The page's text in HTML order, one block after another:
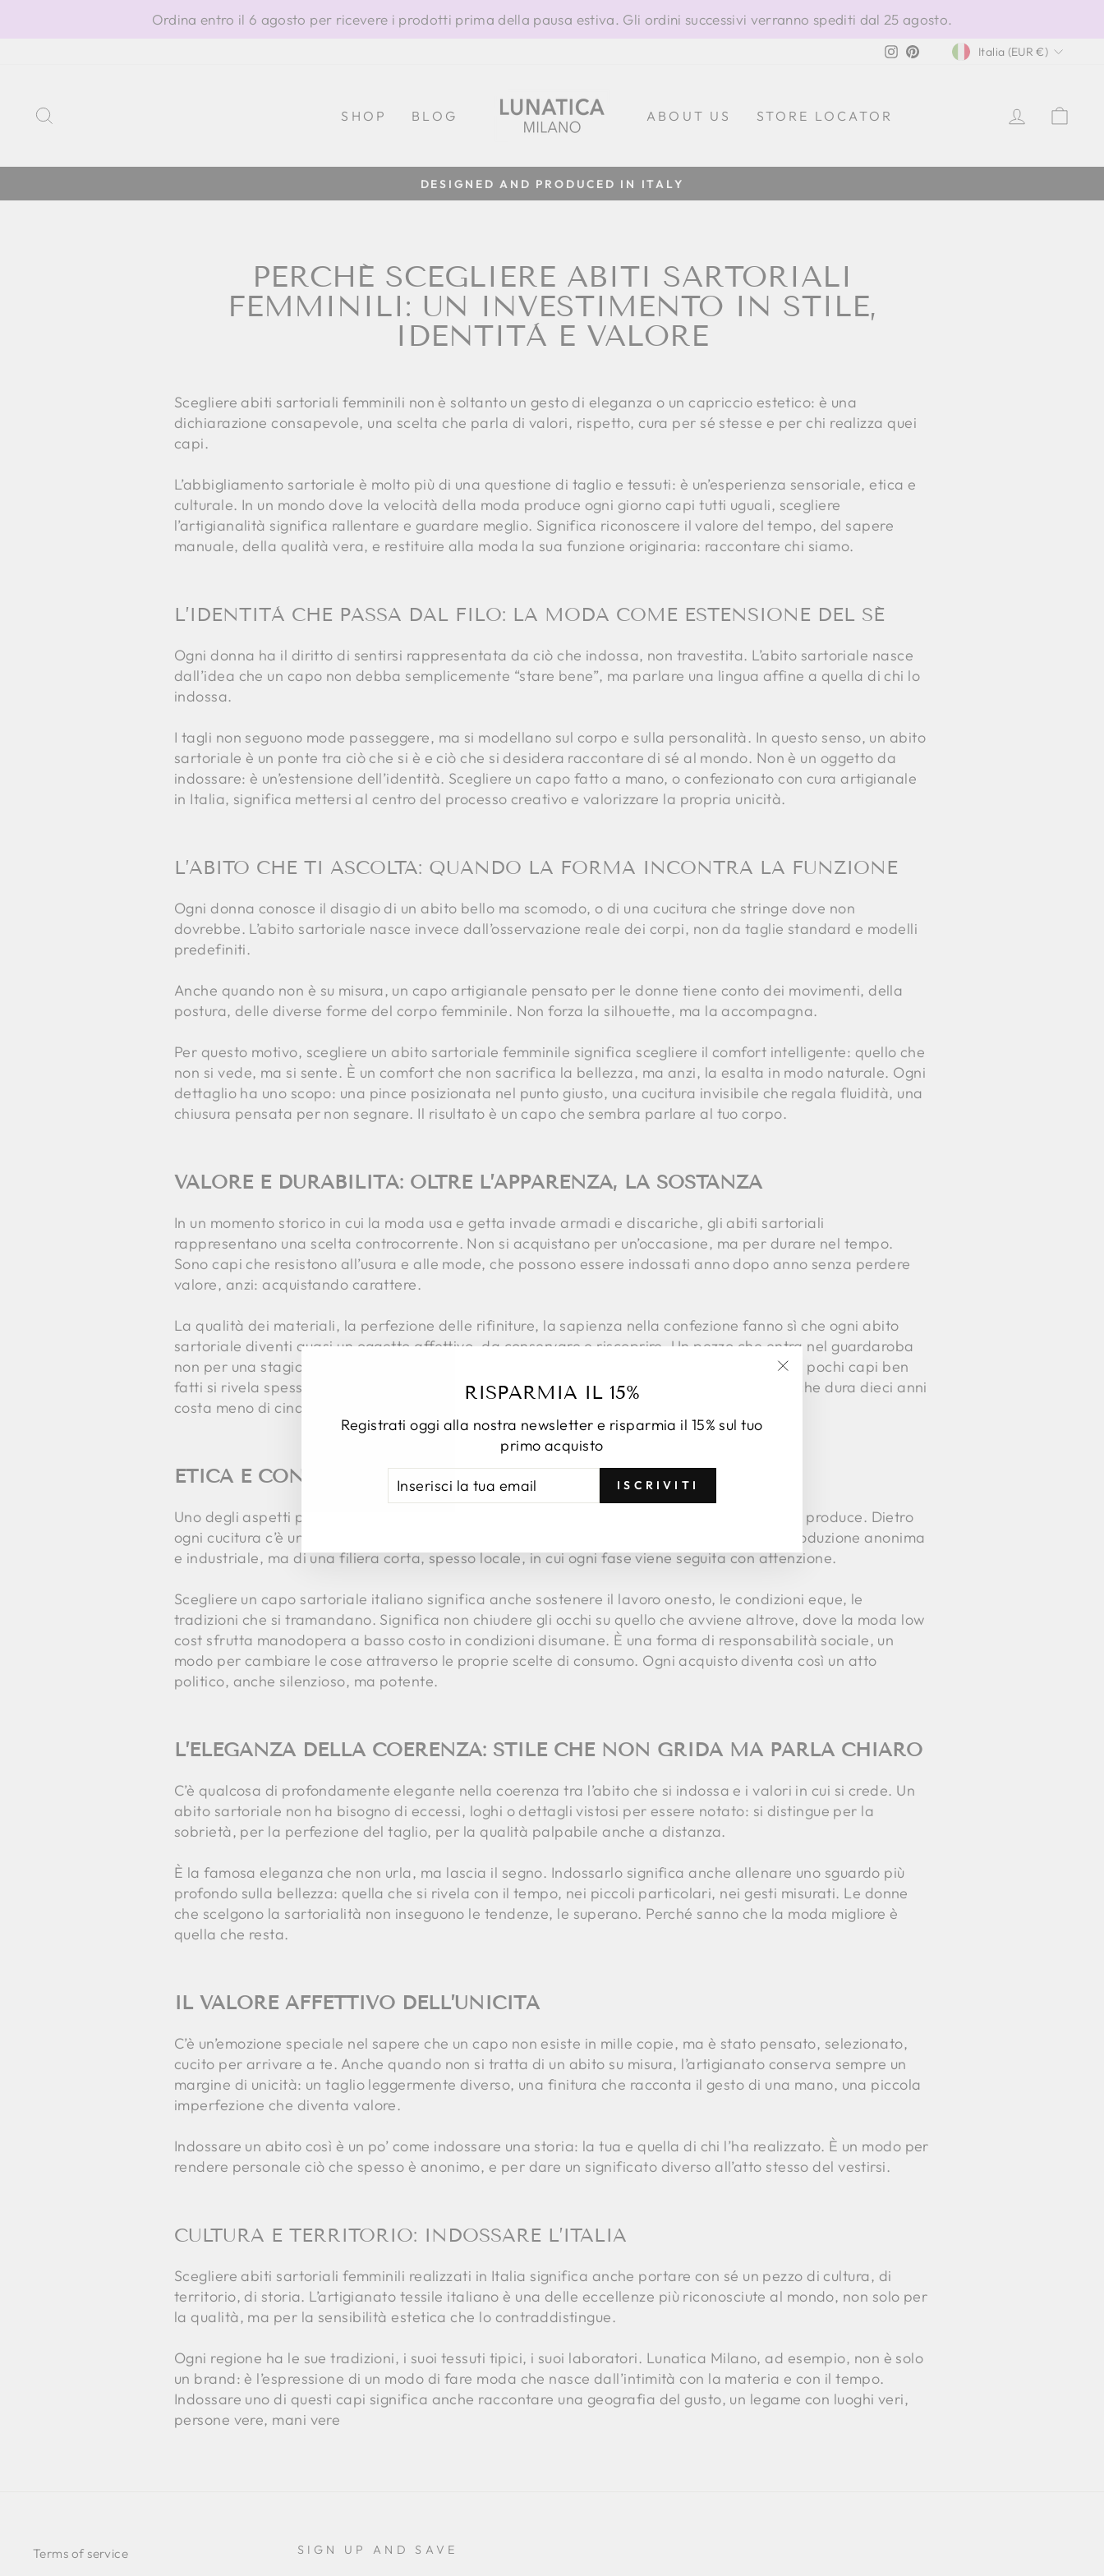
Ordina entro il 6 agosto per ricevere i prodotti prima della pausa estiva. Gli ordini successivi verranno spediti dal 25 agosto.
Instagram
PinterestVALUTA
Italia (EUR €)
SHOP BLOG ABOUT US STORE LOCATOR ACCEDI
Metti
presentazione
100% MADE IN ITALY
RISPARMIA IL 15%
Registrati oggi alla nostra newsletter e risparmia il 15% sul tuo
primo acquisto
ISCRIVITI
"Chiudi
PERCHÉ SCEGLIERE ABITI SARTORIALI
FEMMINILI: UN INVESTIMENTO IN STILE,
IDENTITÀ E VALORE
Scegliere abiti sartoriali femminili non è soltanto un gesto di eleganza o un capriccio estetico: è una
dichiarazione consapevole, una scelta che parla di valori, rispetto, cura per sé stesse e per chi realizza quei
capi.
L’abbigliamento sartoriale è molto più di una questione di taglio e tessuti: è un’esperienza sensoriale, etica e
culturale. In un mondo dove la velocità della moda produce ogni giorno capi tutti uguali, scegliere
l’artigianalità significa rallentare e guardare meglio. Significa riconoscere il valore del tempo, del sapere
manuale, della qualità vera, e restituire alla moda la sua funzione originaria: raccontare chi siamo.
L’IDENTITÀ CHE PASSA DAL FILO: LA MODA COME ESTENSIONE DEL SÉ
Ogni donna ha il diritto di sentirsi rappresentata da ciò che indossa, non travestita. L’abito sartoriale nasce
dall’idea che un capo non debba semplicemente “stare bene”, ma parlare una lingua affine a quella di chi lo
indossa.
I tagli non seguono mode passeggere, ma si modellano sul corpo e sulla personalità. In questo senso, un abito
sartoriale è un ponte tra ciò che si è e ciò che si desidera raccontare di sé al mondo. Non è un oggetto da
indossare: è un’estensione dell’identità. Scegliere un capo fatto a mano, o confezionato con cura artigianale
in Italia, significa mettersi al centro del processo creativo e valorizzare la propria unicità.
L’ABITO CHE TI ASCOLTA: QUANDO LA FORMA INCONTRA LA FUNZIONE
Ogni donna conosce il disagio di un abito bello ma scomodo, o di una cucitura che stringe dove non
dovrebbe. L’abito sartoriale nasce invece dall’osservazione reale dei corpi, non da taglie standard e modelli
predefiniti.
Anche quando non è su misura, un capo artigianale pensato per le donne tiene conto dei movimenti, della
postura, delle diverse forme del corpo femminile. Non forza la silhouette, ma la accompagna.
Per questo motivo, scegliere un abito sartoriale femminile significa scegliere il comfort intelligente: quello che
non si vede, ma si sente. È un comfort che non sacrifica la bellezza, ma anzi, la esalta in modo naturale. Ogni
dettaglio ha uno scopo: una pince posizionata nel punto giusto, una cucitura invisibile che regala fluidità, una
chiusura pensata per non segnare. Il risultato è un capo che sembra parlare al tuo corpo.
VALORE E DURABILITÀ: OLTRE L’APPARENZA, LA SOSTANZA
In un momento storico in cui la moda usa e getta invade armadi e discariche, gli abiti sartoriali
rappresentano una scelta controcorrente. Non si acquistano per un’occasione, ma per durare nel tempo.
Sono capi che resistono all’usura e alle mode, che possono essere indossati anno dopo anno senza perdere
valore, anzi: acquistando carattere.
La qualità dei materiali, la perfezione delle rifiniture, la sapienza nella confezione fanno sì che ogni abito
sartoriale diventi quasi un oggetto affettivo, da conservare e riscoprire. Un pezzo che entra nel guardaroba
non per una stagione, ma per farne parte davvero. Inoltre, in termini economici, investire in pochi capi ben
fatti si rivela spesso più vantaggioso che acquistare molti vestiti mediocri. Perché un abito che dura dieci anni
costa meno di cinque che si rovinano dopo tre lavaggi.
ETICA E CONSAPEVOLEZZA: CHI C’È DIETRO UN CAPO?
Uno degli aspetti più importanti nella scelta di abiti sartoriali femminili è il rispetto per chi li produce. Dietro
ogni cucitura c’è una persona: un artigiano, una sarta, un modellista. Non si tratta di una produzione anonima
e industriale, ma di una filiera corta, spesso locale, in cui ogni fase viene seguita con attenzione.
Scegliere un capo sartoriale italiano significa anche sostenere il lavoro onesto, le condizioni eque, le
tradizioni che si tramandano. Significa non chiudere gli occhi su quello che avviene altrove, dove la moda low
cost sfrutta manodopera a basso costo in condizioni disumane. È una forma di responsabilità sociale, un
modo per cambiare le cose attraverso le proprie scelte di consumo. Ogni acquisto diventa così un atto
politico, anche silenzioso, ma potente.
L’ELEGANZA DELLA COERENZA: STILE CHE NON GRIDA MA PARLA CHIARO
C’è qualcosa di profondamente elegante nella coerenza tra l’abito che si indossa e i valori in cui si crede. Un
abito sartoriale non ha bisogno di eccessi, loghi o dettagli vistosi per essere notato: si distingue per la
sobrietà, per la perfezione del taglio, per la qualità palpabile anche a distanza.
È la famosa eleganza che non urla, ma lascia il segno. Indossarlo significa anche allenare uno sguardo più
profondo sulla bellezza: quella che si rivela con il tempo, nei piccoli particolari, nei gesti misurati. Le donne
che scelgono la sartorialità non inseguono le tendenze, le superano. Perché sanno che la moda migliore è
quella che resta.
IL VALORE AFFETTIVO DELL’UNICITÀ
C’è un’emozione speciale nel sapere che un capo non esiste in mille copie, ma è stato pensato, selezionato,
cucito per arrivare a te. Anche quando non si tratta di un abito su misura, l’artigianato conserva sempre un
margine di unicità: un taglio leggermente diverso, una finitura che racconta il gesto di una mano, una piccola
imperfezione che diventa valore.
Indossare un abito così è un po’ come indossare una storia: la tua e quella di chi l’ha realizzato. È un modo per
rendere personale ciò che spesso è anonimo, e per dare un significato diverso all’atto stesso del vestirsi.
CULTURA E TERRITORIO: INDOSSARE L’ITALIA
Scegliere abiti sartoriali femminili realizzati in Italia significa anche portare con sé un pezzo di cultura, di
territorio, di storia. L’artigianato tessile italiano è una delle eccellenze più riconosciute al mondo, non solo per
la qualità, ma per la sensibilità estetica che lo contraddistingue.
Ogni regione ha le sue tradizioni, i suoi tessuti tipici, i suoi laboratori. Lunatica Milano, ad esempio, non è solo
un brand: è l’espressione di un modo di fare moda che nasce dall’intimità con la materia e con il tempo.
Indossare uno di questi capi significa anche raccontare una geografia del gusto, un legame con luoghi veri,
persone vere, mani vere
Terms of service
SIGN UP AND SAVE